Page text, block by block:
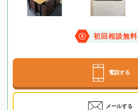
初回相談無料
電話する
メールする